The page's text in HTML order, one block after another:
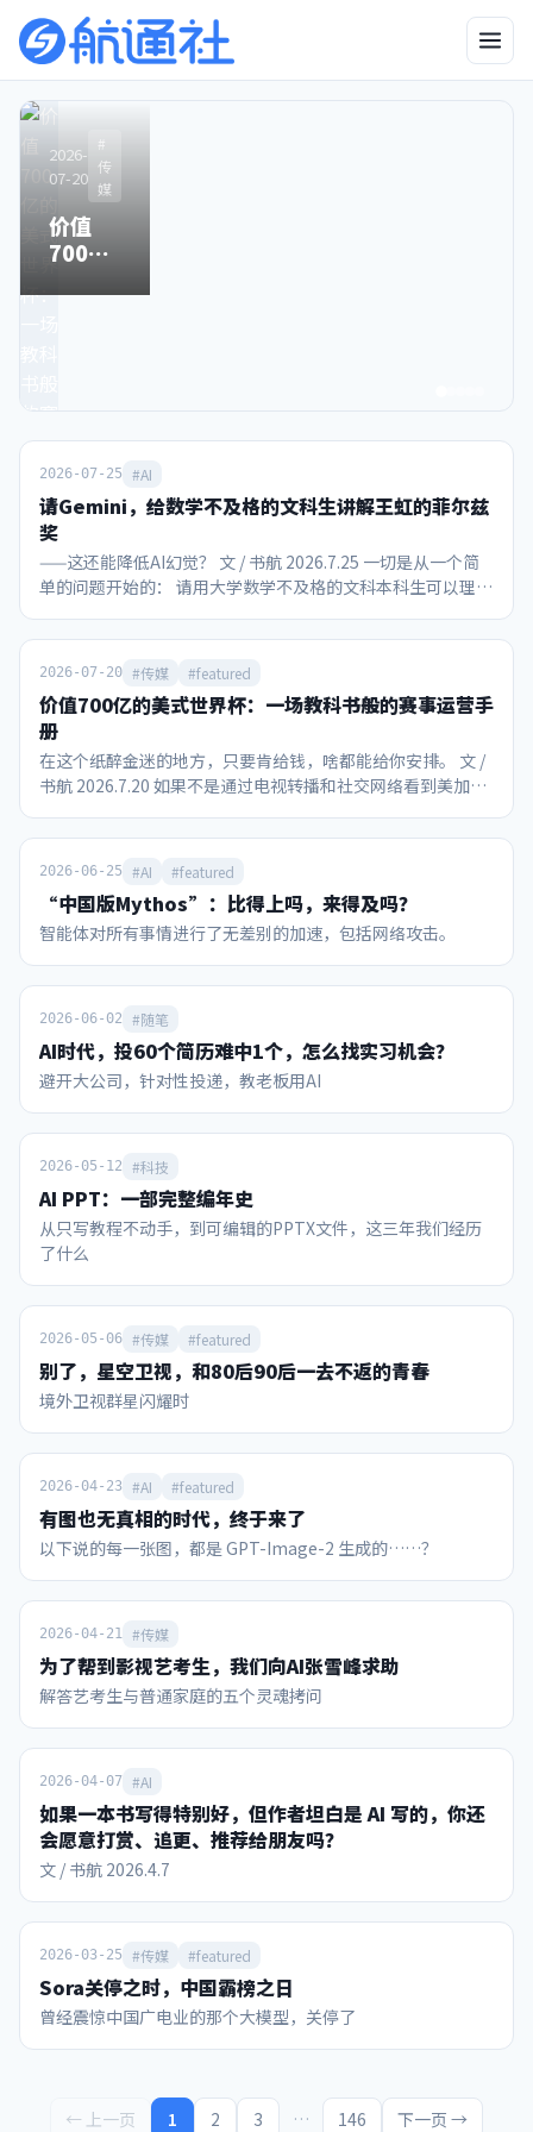
2026-
07-20
#
传
媒
价值
700亿
赛事运
营手册
2026-06-25
“中国版
Mythos”：
比得上吗，
来得及吗？
2026-
05-06
#
传
媒
别了，
星空卫
04-23 #AI
有图也
无真相
的时
代，终
2026-
03-25
#
传
媒
Sora关
停之
2026-07-25 #AI
请Gemini，给数学不及格的文科生讲解王虹的菲尔兹
奖
——这还能降低AI幻觉？ 文 / 书航 2026.7.25 一切是从一个简
单的问题开始的： 请用大学数学不及格的文科本科生可以理解
Gemini 3.1 Pro时，社长已知该模型的能力和局限： 对网页搜
索的整合能力强 有够用的上下文长度和“大海捞针”能力，尽
管不是最好的 本质上还是概率机器，不可能懂自己在说什么
最大的缺点还是会迎合说话人，且提示词难以根源破解 然后我
跟Gemini聊了一个小时，最终得出的结论居然包括：王虹教
授研究的数学问题，可能会在实际应用后提升大语言模型和图
片生成等扩散模型的防幻觉能力。 ……？？ 我开始怀疑我大
学数学不及格是因为教材和老师教的不好，而Gemini如果没
有幻觉可能是个非常好的教材，至少达到了让我看起来像是懂
了的目的。 由于我没有任何数学家人脉，因此本文可能只有发
言”，相信本文依然能作为一个参考案例，看看没有教育资源
的人，只用大众接触到的AI做教学辅助的实际效果。 声明：
作者不具备凭借自身的知识水平独立对本文说法进行事实核查
的能力。 所有对话为如实转录，包含了作者本人和AI可能的认
知错误或幻觉，不可以未经求证直接取用。 在阅读万字长文之
前，首先请看Gemini自行整理的脱水版问答： 请用文科生可
以理解的语言解释挂谷猜想和王虹的工作。 挂谷猜想探讨了一
根针在平面旋转360度，扫过面积可无限趋近于零的奇观。而
王虹教授利用“代数剪刀”证明了线段在高维空间中无法无限
重叠，守住了这个幽灵几何体的“维度骨架”。 怎么画才能让
针的身子不离开桌面，并把面积压到更小？有没有直观展示？
数学家利用类似“打三把方向让车掉头”的方法，以及将形状
切碎、重叠的滑行通道，让针在做极小转动的同时紧贴桌面完
成360度旋转。（视频） 视频里展示的是已知面积最小的挂谷
集吗？ 视频只是为了让肉眼看清通道而仅切分了有限次的“障
眼法”，真正的挂谷集是切分了无限次、内部实体面积被彻底
掏空只剩线条骨架的“幽灵海绵”。 如果无穷极限都成立，为
什么面积趋近于零还需要证明？ 因为人类的直觉在处理无限时
极易出错，必须用严密的数学逻辑去证明那些因凑齐所有方向
而产生的微小缝隙，在无限次折叠后确实能够归零且不引起维
度坍塌。...
2026-07-20 #传媒 #featured
价值700亿的美式世界杯：一场教科书般的赛事运营手
册
在这个纸醉金迷的地方，只要肯给钱，啥都能给你安排。 文 /
书航 2026.7.20 如果不是通过电视转播和社交网络看到美加墨
性赛事能引爆如此强烈的消费狂热，也难怪国际足联对主办方
美国的“配合度”如此之高。 首先不得不提的是现场观赛的球
迷热情。在决赛当天，比赛现场还笼罩着从加拿大传过来的山
火雾霾，美国多个城市是这一天全球空气质量最差的城市。即
便如此，纽约/新泽西大都会人寿体育场还是被8万个球迷填得
满满当当。观众席不乏阿尔卡拉斯、小威等网坛明星，加上特
朗普和因凡蒂诺并肩观赛。决赛前48小时，黄牛票价最低还要
9753美元，最高炒到69786美元，国际足联官方转售平台上甚
注，中场休息期间，也在世界杯历史上首次举办了“中场
秀”，麦当娜、夏奇拉、防弹少年团BTS、贾斯汀·比伯同台
参与。主办方之一的美国宁可让中场休息时间超出赛事规定，
也要模仿“超级碗”增加中场秀环节，以此创造门票和电视直
播卖点。 这届世界杯也借鉴了美国另一大全民赛事——NBA的
一个重要环节，就是售卖所谓的冠军戒指。凭借官方认证和颁
发证书。冠军戒指可以象征性地把大力神杯的金色荣耀，分享
给那些愿意掏钱购买的人。当然分享荣耀的代价不菲，7月16
日FIFA冠军戒指官宣，2026枚限量戒指中面向球迷发售的
1996枚每枚15万美元，理论上销售额约3亿美元，这种创收手
段也是历史首创。 通过梳理，我们可以发现，从赞助商政策、
门票销售、电视转播、IP衍生这几个领域评价，2026年美加墨
世界杯的商业运作能力可以说超越了此前任何一届世界杯。 国
际足联曾披露，2023-26周期收入有望突破150亿美元，较上
周期增长超70%。其中光本届世界杯，收入就高达101.84亿美
元（约合700亿人民币，相当于22冬奥会的4.6倍）。 1984年
洛杉矶奥运会的商业化拯救了奥运这场赛事；同时美国也有
NBA、MLB、NFL等赛事的成功商业化经验，这个“全民玩
咖”的大国具备一种将赛事IP价值最大化的“点石成金”的能
力。 当今国内村超、省超兴起，在全民健身的热潮中，蕴含着
中国足球未来复兴的希望。此时如何借鉴世界杯经验，充分营
销和开发国内赛事IP，是一个值得思考的命题。 赞助商：美国
110亿美元修订至130亿美元，较上周期增长超70%。决赛前
夜，因凡蒂诺向211个会员协会代表宣布，本周期收入有望突
破150亿美元。 其中，本届世界杯所在的2026财年收入预算约
89.11亿美元，而福布斯按实际表现估算的本届世界杯收入可
达101.84亿美元（含转播权39亿、票务/款待超30亿、赞助28
入为75.7亿美元。 下面首先从这里面的赞助商收入开始看。
本届世界杯有16个全球赞助席位，今年3月下旬售罄，创单届
体育赛事赞助收入纪录。赞助商可以使用世界杯名义进行产品
宣传营销，这种特许权益给国际足联带来的总收入，从俄罗斯
世界杯的16.6亿美元暴增到今年的28亿美元。 FIFA合作伙伴
ADI Predictstreet。每家合作伙伴平均4年周期约支付2亿美
元，沙特阿美、阿迪、可口可乐的签约价更高达约4亿美元。
FIFA世界杯赞助商（第二级）包括百威、美国银行、乐事、海
持者”计划，16个主办城市每个最多可签约10家本地赞助商。
2026-06-25 #AI #featured
“中国版Mythos”：比得上吗，来得及吗？
智能体对所有事情进行了无差别的加速，包括网络攻击。
2026-06-02 #随笔
AI时代，投60个简历难中1个，怎么找实习机会？
避开大公司，针对性投递，教老板用AI
2026-05-12 #科技
AI PPT：一部完整编年史
从只写教程不动手，到可编辑的PPTX文件，这三年我们经历
了什么
2026-05-06 #传媒 #featured
别了，星空卫视，和80后90后一去不返的青春
境外卫视群星闪耀时
2026-04-23 #AI #featured
有图也无真相的时代，终于来了
以下说的每一张图，都是 GPT-Image-2 生成的……？
2026-04-21 #传媒
为了帮到影视艺考生，我们向AI张雪峰求助
解答艺考生与普通家庭的五个灵魂拷问
2026-04-07 #AI
如果一本书写得特别好，但作者坦白是 AI 写的，你还
会愿意打赏、追更、推荐给朋友吗？
文 / 书航 2026.4.7
2026-03-25 #传媒 #featured
Sora关停之时，中国霸榜之日
曾经震惊中国广电业的那个大模型，关停了
← 上一页 1 2 3 … 146 下一页 →